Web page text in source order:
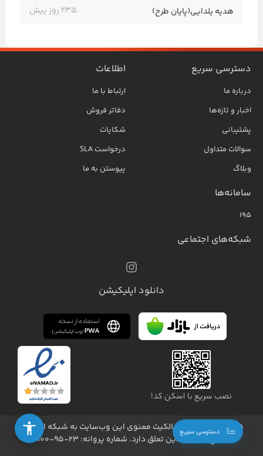
هدیه یلدایی(پایان طرح) 235 روز پیش
دسترسی سریع
درباره ما
اخبار و تازه‌ها
پشتیبانی
سوالات متداول
وبلاگ
اطلاعات
ارتباط با ما
دفاتر فروش
شکایات
درخواست SLA
پیوستن به ما
سامانه‌ها
۱۹۵
شبکه‌های اجتماعی
دانلود اپلیکیشن
نصب سریع با اسکن کد!
1405 - کلیه حقوق مالکیت معنوی این وب‌سایت به شبکه اینترنت
خلیج فارس آنلاین تعلق دارد. شماره پروانه: ۲۳-۹۵-۱۰۰
دسترسی سریع